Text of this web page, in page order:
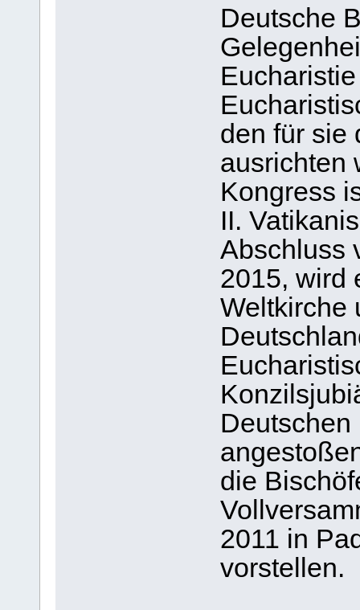
Deutsche
den für sie
ausrichten
Kongress
II.
Abschluss
2015, wird
Weltkirche
die
2011 in
vorstellen.